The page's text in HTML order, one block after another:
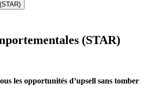
(STAR)
les opportunités d’upsell sans tomber